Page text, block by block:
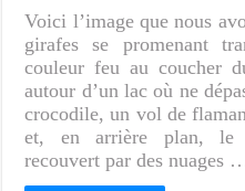
Voici l’image que nous
girafes se promenant
couleur feu au coucher
autour d’un lac où ne
crocodile, un vol de
et, en arrière plan, le
recouvert par des nuages